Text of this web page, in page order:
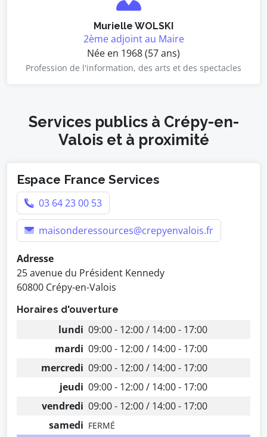
Murielle WOLSKI
2ème adjoint au Maire
Née en 1968 (57 ans)
Profession de l'information, des arts et des spectacles
Services publics à Crépy-en-
Valois et à proximité
Espace France Services
03 64 23 00 53
maisonderessources@crepyenvalois.fr
Adresse
25 avenue du Président Kennedy
60800 Crépy-en-Valois
Horaires d'ouverture
lundi 09:00 - 12:00 / 14:00 - 17:00
mardi 09:00 - 12:00 / 14:00 - 17:00
mercredi 09:00 - 12:00 / 14:00 - 17:00
jeudi 09:00 - 12:00 / 14:00 - 17:00
vendredi 09:00 - 12:00 / 14:00 - 17:00
samedi FERMÉ